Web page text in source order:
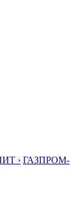
› ГАЗПРОМ-